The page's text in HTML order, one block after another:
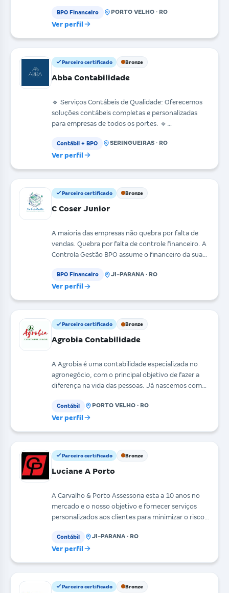
BPO Financeiro PORTO VELHO · RO
Ver perfil
Parceiro certificado Bronze
Abba Contabilidade
🔹 Serviços Contábeis de Qualidade: Oferecemos
soluções contábeis completas e personalizadas
para empresas de todos os portes. 🔹
Contábil + BPO SERINGUEIRAS · RO
Ver perfil
Parceiro certificado Bronze
C Coser Junior
A maioria das empresas não quebra por falta de
vendas. Quebra por falta de controle financeiro. A
Controla Gestão BPO assume o financeiro da sua
BPO Financeiro JI-PARANA · RO
Ver perfil
Parceiro certificado Bronze
Agrobia Contabilidade
A Agrobia é uma contabilidade especializada no
agronegócio, com o principal objetivo de fazer a
diferença na vida das pessoas. Já nascemos com
Contábil PORTO VELHO · RO
Ver perfil
Parceiro certificado Bronze
Luciane A Porto
A Carvalho & Porto Assessoria esta a 10 anos no
mercado e o nosso objetivo e fornecer serviços
personalizados aos clientes para minimizar o risco
Contábil JI-PARANA · RO
Ver perfil
Parceiro certificado Bronze